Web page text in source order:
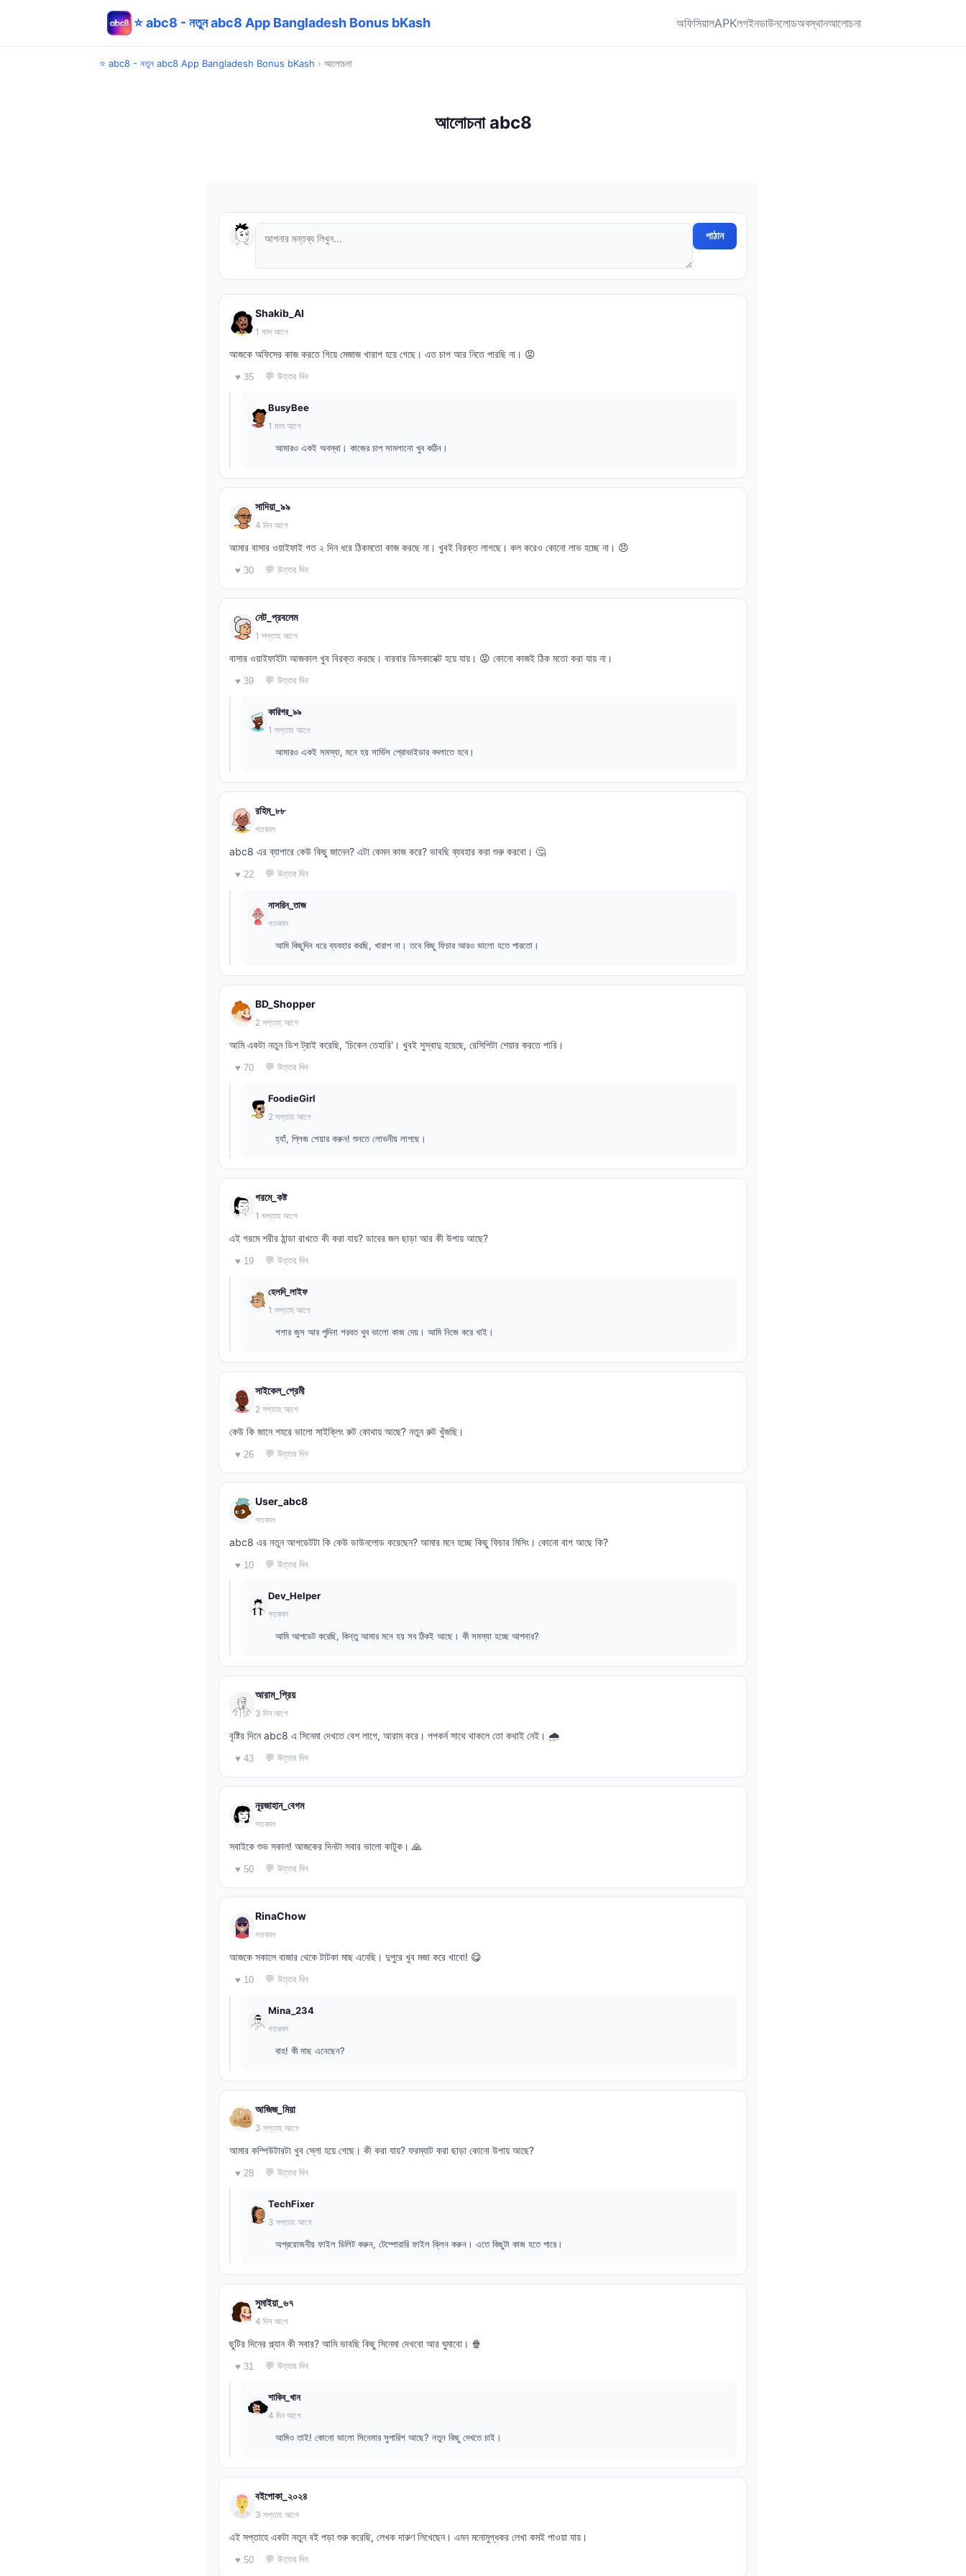
⭐ abc8 - নতুন abc8 App Bangladesh Bonus bKash অফিসিয়ালAPKলগইনডাউনলোডঅবস্থানআলোচনা
⭐ abc8 - নতুন abc8 App Bangladesh Bonus bKash › আলোচনা
আলোচনা abc8
পাঠান
Shakib_AI
1 মাস আগে
আজকে অফিসের কাজ করতে গিয়ে মেজাজ খারাপ হয়ে গেছে। এত চাপ আর নিতে পারছি না। 😡
♥ 35 💬 উত্তর দিন
BusyBee
1 মাস আগে
আমারও একই অবস্থা। কাজের চাপ সামলানো খুব কঠিন।
সাদিয়া_৯৯
4 দিন আগে
আমার বাসার ওয়াইফাই গত ২ দিন ধরে ঠিকমতো কাজ করছে না। খুবই বিরক্ত লাগছে। কল করেও কোনো লাভ হচ্ছে না। 😠
♥ 30 💬 উত্তর দিন
নেট_প্রবলেম
1 সপ্তাহ আগে
বাসার ওয়াইফাইটা আজকাল খুব বিরক্ত করছে। বারবার ডিসকানেক্ট হয়ে যায়। 😡 কোনো কাজই ঠিক মতো করা যায় না।
♥ 39 💬 উত্তর দিন
কারিগর_৯৯
1 সপ্তাহ আগে
আমারও একই সমস্যা, মনে হয় সার্ভিস প্রোভাইডার বদলাতে হবে।
রহিম_৮৮
গতকাল
abc8 এর ব্যাপারে কেউ কিছু জানেন? এটা কেমন কাজ করে? ভাবছি ব্যবহার করা শুরু করবো। 🤔
♥ 22 💬 উত্তর দিন
নাসরিন_তাজ
গতকাল
আমি কিছুদিন ধরে ব্যবহার করছি, খারাপ না। তবে কিছু ফিচার আরও ভালো হতে পারতো।
BD_Shopper
2 সপ্তাহ আগে
আমি একটা নতুন ডিশ ট্রাই করেছি, 'চিকেন তেহারি'। খুবই সুস্বাদু হয়েছে, রেসিপিটা শেয়ার করতে পারি।
♥ 70 💬 উত্তর দিন
FoodieGirl
2 সপ্তাহ আগে
হ্যাঁ, প্লিজ শেয়ার করুন! শুনতে লোভনীয় লাগছে।
গরমে_কষ্ট
1 সপ্তাহ আগে
এই গরমে শরীর ঠান্ডা রাখতে কী করা যায়? ডাবের জল ছাড়া আর কী উপায় আছে?
♥ 19 💬 উত্তর দিন
হেলদি_লাইফ
1 সপ্তাহ আগে
শশার জুস আর পুদিনা শরবত খুব ভালো কাজ দেয়। আমি নিজে করে খাই।
সাইকেল_প্রেমী
2 সপ্তাহ আগে
কেউ কি জানে শহরে ভালো সাইক্লিং রুট কোথায় আছে? নতুন রুট খুঁজছি।
♥ 26 💬 উত্তর দিন
User_abc8
গতকাল
abc8 এর নতুন আপডেটটা কি কেউ ডাউনলোড করেছেন? আমার মনে হচ্ছে কিছু ফিচার মিসিং। কোনো বাগ আছে কি?
♥ 10 💬 উত্তর দিন
Dev_Helper
গতকাল
আমি আপডেট করেছি, কিন্তু আমার মনে হয় সব ঠিকই আছে। কী সমস্যা হচ্ছে আপনার?
আরাম_প্রিয়
3 দিন আগে
বৃষ্টির দিনে abc8 এ সিনেমা দেখতে বেশ লাগে, আরাম করে। পপকর্ন সাথে থাকলে তো কথাই নেই। 🌧️
♥ 43 💬 উত্তর দিন
নূরজাহান_বেগম
গতকাল
সবাইকে শুভ সকাল! আজকের দিনটা সবার ভালো কাটুক। 🙏
♥ 50 💬 উত্তর দিন
RinaChow
গতকাল
আজকে সকালে বাজার থেকে টাটকা মাছ এনেছি। দুপুরে খুব মজা করে খাবো! 😋
♥ 10 💬 উত্তর দিন
Mina_234
গতকাল
বাহ! কী মাছ এনেছেন?
আজিজ_মিয়া
3 সপ্তাহ আগে
আমার কম্পিউটারটা খুব স্লো হয়ে গেছে। কী করা যায়? ফরম্যাট করা ছাড়া কোনো উপায় আছে?
♥ 28 💬 উত্তর দিন
TechFixer
3 সপ্তাহ আগে
অপ্রয়োজনীয় ফাইল ডিলিট করুন, টেম্পোরারি ফাইল ক্লিন করুন। এতে কিছুটা কাজ হতে পারে।
সুমাইয়া_৬৭
4 দিন আগে
ছুটির দিনের প্ল্যান কী সবার? আমি ভাবছি কিছু সিনেমা দেখবো আর ঘুমাবো। 🍿
♥ 31 💬 উত্তর দিন
শাকিব_খান
4 দিন আগে
আমিও তাই! কোনো ভালো সিনেমার সুপারিশ আছে? নতুন কিছু দেখতে চাই।
বইপোকা_২০২৪
3 সপ্তাহ আগে
এই সপ্তাহে একটা নতুন বই পড়া শুরু করেছি, লেখক দারুণ লিখেছেন। এমন মনোমুগ্ধকর লেখা কমই পাওয়া যায়।
♥ 50 💬 উত্তর দিন